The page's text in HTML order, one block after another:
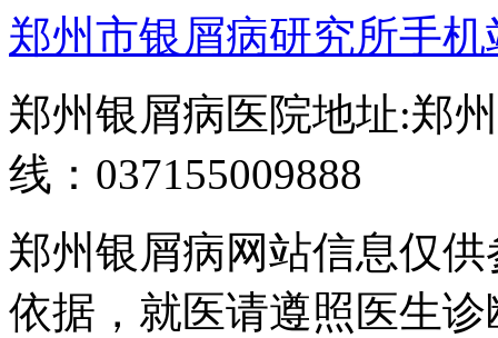
郑州市银屑病研究所手机
郑州银屑病医院地址:郑
线：037155009888
郑州银屑病网站信息仅
依据，就医请遵照医生诊